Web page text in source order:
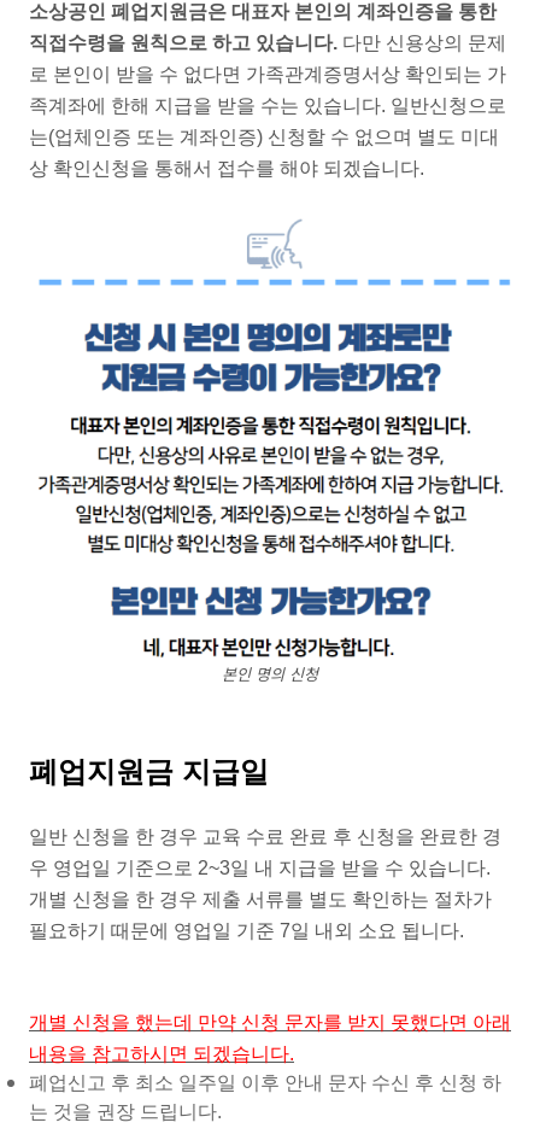
소상공인 폐업지원금은 대표자 본인의 계좌인증을 통한
직접수령을 원칙으로 하고 있습니다. 다만 신용상의 문제
로 본인이 받을 수 없다면 가족관계증명서상 확인되는 가
족계좌에 한해 지급을 받을 수는 있습니다. 일반신청으로
는(업체인증 또는 계좌인증) 신청할 수 없으며 별도 미대
상 확인신청을 통해서 접수를 해야 되겠습니다.
본인 명의 신청
폐업지원금 지급일
일반 신청을 한 경우 교육 수료 완료 후 신청을 완료한 경
우 영업일 기준으로 2~3일 내 지급을 받을 수 있습니다.
개별 신청을 한 경우 제출 서류를 별도 확인하는 절차가
필요하기 때문에 영업일 기준 7일 내외 소요 됩니다.
개별 신청을 했는데 만약 신청 문자를 받지 못했다면 아래
내용을 참고하시면 되겠습니다.
폐업신고 후 최소 일주일 이후 안내 문자 수신 후 신청 하
는 것을 권장 드립니다.